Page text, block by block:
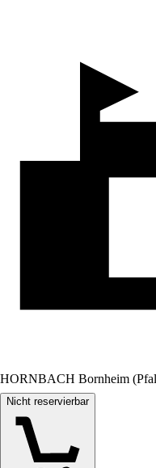
HORNBACH Bornheim
Nicht reservierbar